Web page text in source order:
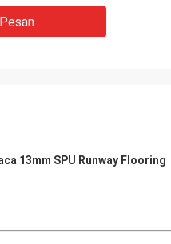
13mm SPU Runway Flooring